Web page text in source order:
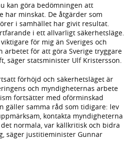
kan göra bedömningen att
har minskat. De åtgärder som
i samhället har givit resultat.
i ett allvarligt säkerhetsläge.
för mig än Sveriges och
arbetet för att göra Sverige tryggare
säger statsminister Ulf Kristersson.
förhöjd och säkerhetsläget är
och myndigheternas arbete
fortsätter med oförminskad
gäller samma råd som tidigare: lev
kontakta myndigheterna
normala, var källkritisk och bidra
säger justitieminister Gunnar